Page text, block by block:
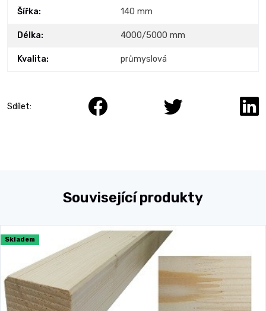
Šířka: 140 mm
Délka: 4000/5000 mm
Kvalita: průmyslová
Sdílet:
Související produkty
Skladem